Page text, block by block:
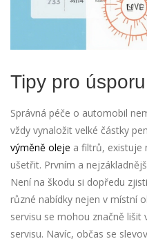
Tipy pro
Správná péče o automobil
vždy vynaložit velké částky
výměně oleje a filtrů, existuje
ušetřit. Prvním a
Není na škodu si dopředu
různé nabídky nejen v místní
servisu se mohou značně lišit
servisu. Navíc, občas se